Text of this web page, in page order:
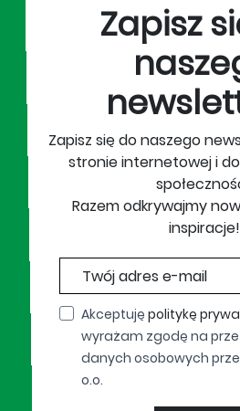
Zapisz
Zapisz się do naszego
stronie internetowej i
Razem odkrywajmy
inspiracje!
Akceptujępolitykę
wyrażam zgodę na
danych osobowych
o.o.